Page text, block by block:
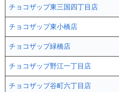
チョコザップ東三国四丁目店
チョコザップ東小橋店
チョコザップ緑橋店
チョコザップ野江一丁目店
チョコザップ谷町六丁目店